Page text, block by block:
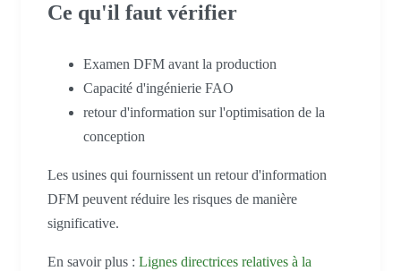
Ce qu'il faut vérifier
Examen DFM avant la production
Capacité d'ingénierie FAO
retour d'information sur l'optimisation de la
conception
Les usines qui fournissent un retour d'information
DFM peuvent réduire les risques de manière
significative.
En savoir plus : Lignes directrices relatives à la